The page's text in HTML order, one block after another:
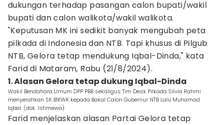
dukungan terhadap pasangan calon bupati/wakil
bupati dan calon walikota/wakil walikota.
"Keputusan MK ini sedikit banyak mengubah peta
pilkada di Indonesia dan NTB. Tapi khusus di Pilgub
NTB, Gelora tetap mendukung Iqbal-Dinda," kata
Farid di Mataram, Rabu (21/8/2024).
1. Alasan Gelora tetap dukung Iqbal-Dinda
Wakil Bendahara Umum DPP PBB sekaligus Tim Desk Pilkada Silvia Rahmi
menyerahkan SK B1KWK kepada Bakal Calon Gubernur NTB Lalu Muhamad
Iqbal. (dok. Istimewa)
Farid menjelaskan alasan Partai Gelora tetap